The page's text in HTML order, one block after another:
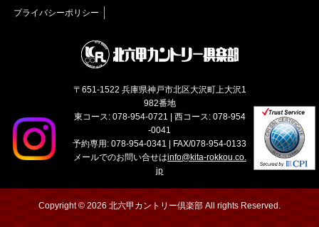
プライバシーポリシー
〒651-1522 兵庫県神戸市北区大沢町上大沢1
982番地
東コース: 078-954-0721 | 西コース: 078-954
-0041
予約専用: 078-954-0341 | FAX/078-954-0133
メールでのお問い合せはinfo@kita-rokkou.co.
jp
Copyright © 2026 北六甲カントリー倶楽部 All rights Reserved.